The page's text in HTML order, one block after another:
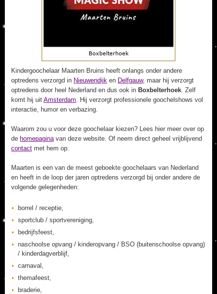
Kindergoochelaar Maarten Bruins heeft onlangs onder andere
optredens verzorgd in Nieuwendijk en Delfgauw, maar hij verzorgt
optredens door heel Nederland en dus ook in Boxbelterhoek. Zelf
komt hij uit Amsterdam. Hij verzorgt professionele goochelshows vol
interactie, humor en verbazing.
Waarom zou u voor deze goochelaar kiezen? Lees hier meer over op
de homepaginavan deze website. Of neem direct geheel vrijblijvend
contact met hem op.
Maarten is een van de meest geboekte goochelaars van Nederland
en heeft in de loop der jaren optredens verzorgd bij onder andere de
volgende gelegenheden:
borrel / receptie,
sportclub / sportvereniging,
bedrijfsfeest,
naschoolse opvang / kinderopvang / BSO (buitenschoolse opvang)
/ kinderdagverblijf,
carnaval,
themafeest,
braderie,